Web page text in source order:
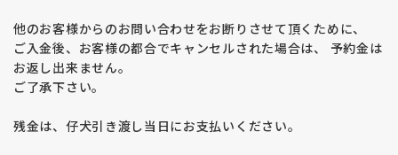
他のお客様からのお問い合わせをお断りさせて頂くために、
ご入金後、お客様の都合でキャンセルされた場合は、 予約金は
お返し出来ません。
ご了承下さい。
残金は、仔犬引き渡し当日にお支払いください。